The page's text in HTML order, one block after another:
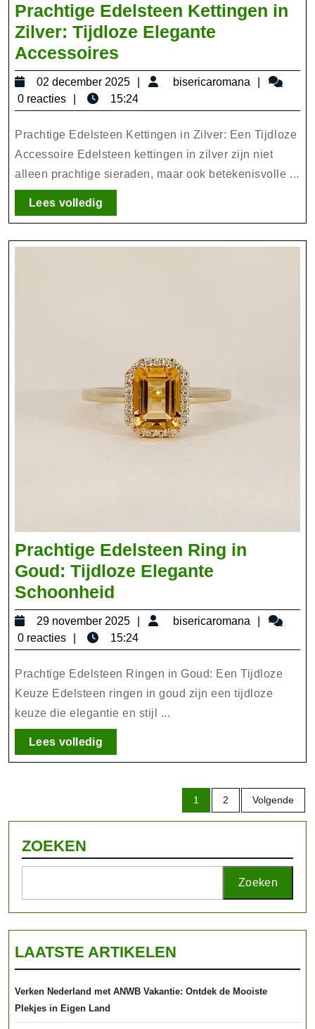
Prachtige Edelsteen Kettingen in
Zilver: Tijdloze Elegante
Accessoires
Edelsteen
Kettingen
in
Zilver:
Tijdloze
Elegante
02 december 2025
02
2025
bisericaromana
0 reacties
15:24
Prachtige Edelsteen Kettingen in Zilver: Een Tijdloze
Accessoire Edelsteen kettingen in zilver zijn niet
alleen prachtige sieraden, maar ook betekenisvolle ...
Lees volledigLees
volledig
Prachtige Edelsteen Ring in
Goud: Tijdloze Elegante
Schoonheid
Edelsteen
Ring
in
Goud:
Tijdloze
Elegante
29 november 2025
29
2025
bisericaromana
0 reacties
15:24
Prachtige Edelsteen Ringen in Goud: Een Tijdloze
Keuze Edelsteen ringen in goud zijn een tijdloze
keuze die elegantie en stijl ...
Lees volledigLees
volledig
Berichten
paginering
1 2 Volgende
ZOEKEN
Zoeken
LAATSTE ARTIKELEN
Verken Nederland met ANWB Vakantie: Ontdek de Mooiste
Plekjes in Eigen Land